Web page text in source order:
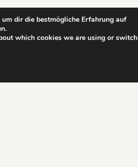
dir die bestmögliche Erfahrung auf
which cookies we are using or switch